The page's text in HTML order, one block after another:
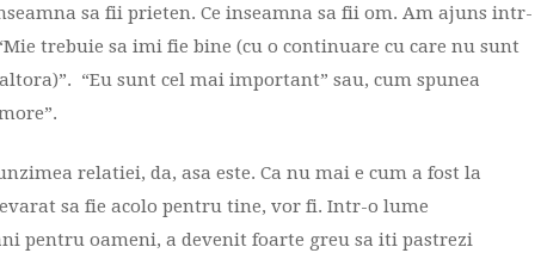
sa fii prieten. Ce inseamna sa fii om. Am ajuns intr-
trebuie sa imi fie bine (cu o continuare cu care nu sunt
“Eu sunt cel mai important” sau, cum spunea
relatiei, da, asa este. Ca nu mai e cum a fost la
sa fie acolo pentru tine, vor fi. Intr-o lume
pentru oameni, a devenit foarte greu sa iti pastrezi